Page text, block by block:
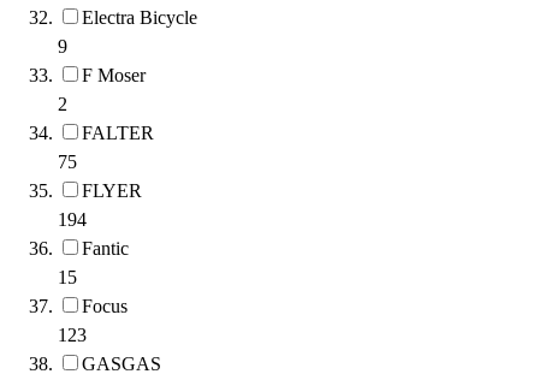
Electra Bicycle
9
F Moser
2
FALTER
75
FLYER
194
Fantic
15
Focus
123
GASGAS